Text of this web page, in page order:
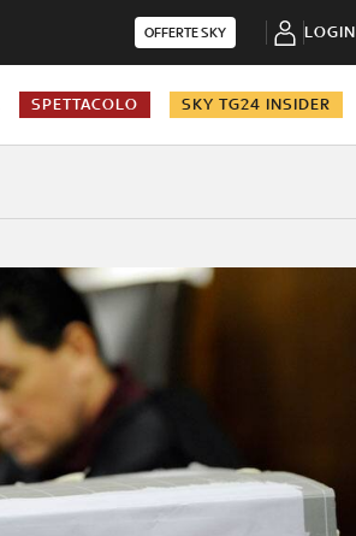
OFFERTE SKY LOGIN
SPETTACOLO SKY TG24 INSIDER